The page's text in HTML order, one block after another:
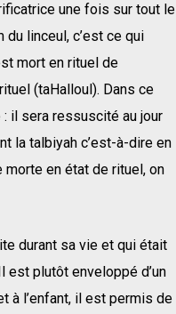
une fois sur tout le
linceul, c’est ce qui
mort en rituel de
(taHalloul). Dans ce
il sera ressuscité au jour
la talbiyah c’est-à-dire en
morte en état de rituel, on
durant sa vie et qui était
est plutôt enveloppé d’un
à l’enfant, il est permis de